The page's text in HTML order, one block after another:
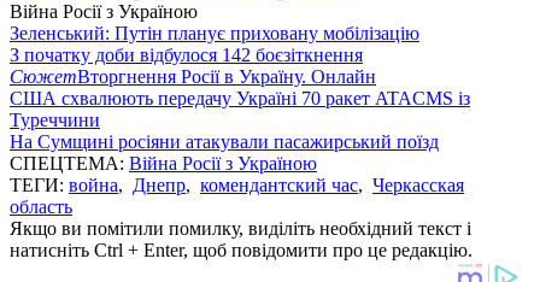
Війна Росії з Україною
Зеленський: Путін планує приховану мобілізацію
З початку доби відбулося 142 боєзіткнення
СюжетВторгнення Росії в Україну. Онлайн
США схвалюють передачу Україні 70 ракет ATACMS із
Туреччини
На Сумщині росіяни атакували пасажирський поїзд
СПЕЦТЕМА: Війна Росії з Україною
ТЕГИ: война, Днепр, комендантский час, Черкасская
область
Якщо ви помітили помилку, виділіть необхідний текст і
натисніть Ctrl + Enter, щоб повідомити про це редакцію.